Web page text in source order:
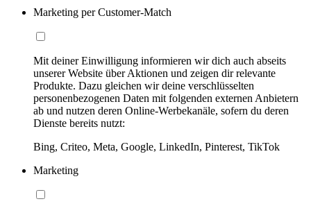
Marketing per Customer-Match
Mit deiner Einwilligung informieren wir dich auch abseits
unserer Website über Aktionen und zeigen dir relevante
Produkte. Dazu gleichen wir deine verschlüsselten
personenbezogenen Daten mit folgenden externen Anbietern
ab und nutzen deren Online-Werbekanäle, sofern du deren
Dienste bereits nutzt:
Bing, Criteo, Meta, Google, LinkedIn, Pinterest, TikTok
Marketing